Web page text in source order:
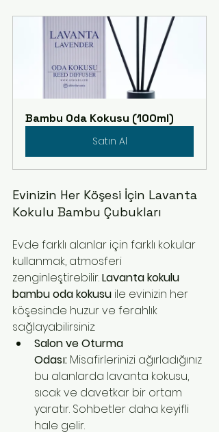
Bambu Oda Kokusu (100ml)
Satın Al
Evinizin Her Köşesi İçin Lavanta
Kokulu Bambu Çubukları
Evde farklı alanlar için farklı kokular
kullanmak, atmosferi
zenginleştirebilir. Lavanta kokulu
bambu oda kokusu ile evinizin her
köşesinde huzur ve ferahlık
sağlayabilirsiniz:
Salon ve Oturma
Odası: Misafirlerinizi ağırladığınız
bu alanlarda lavanta kokusu,
sıcak ve davetkar bir ortam
yaratır. Sohbetler daha keyifli
hale gelir.